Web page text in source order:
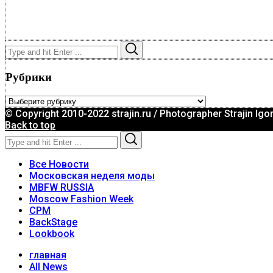
Search
for:
Рубрики
Рубрики
© Copyright 2010-2022 strajin.ru / Photographer Strajin Igor
Back to top
Search
for:
Все Новости
Московская неделя моды
MBFW RUSSIA
Moscow Fashion Week
CPM
BackStage
Lookbook
главная
All News